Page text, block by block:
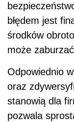
błędem jest
środków
może
Odpowiednio
oraz
stanowią dla
pozwala